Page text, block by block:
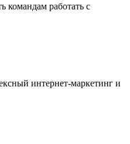
командам работать с
интернет-маркетинг и